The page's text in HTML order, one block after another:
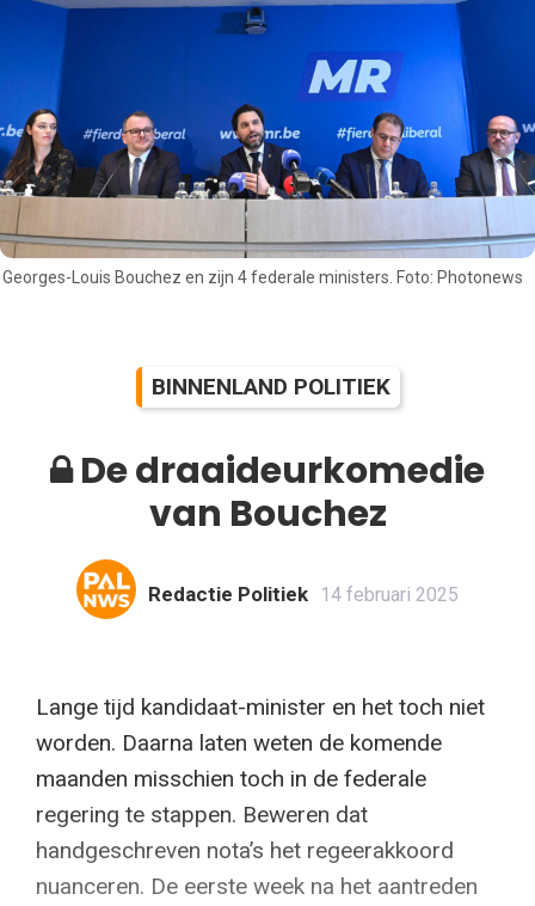
Georges-Louis Bouchez en zijn 4 federale ministers. Foto: Photonews
BINNENLAND POLITIEK
De draaideurkomedie
van Bouchez
Redactie Politiek 14 februari 2025
Lange tijd kandidaat-minister en het toch niet
worden. Daarna laten weten de komende
maanden misschien toch in de federale
regering te stappen. Beweren dat
handgeschreven nota’s het regeerakkoord
nuanceren. De eerste week na het aantreden